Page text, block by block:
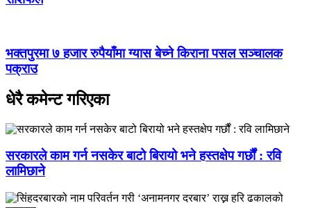
भक्तपुरमा ७ हजार रुपैयाँमा ग्यास बेच्ने किराना पसल सञ्चालक
पक्राउ
धेरै कमेन्ट गरिएका
सरकारले काम गर्न नसकेर बाटो बिरायो भने हस्तक्षेप गर्छौं : रवि
लामिछाने